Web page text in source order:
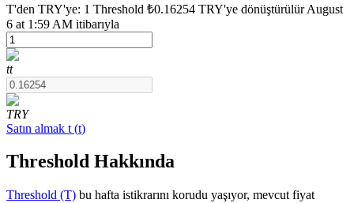
USDT Vadeli İşlemleri
Teminat olarak USDT kullanan vadeli işlemler
COIN-M Vadeli İşlemleri
T'den TRY'ye: 1 Threshold ₺0.16254 TRY'ye dönüştürülür August
6 at 1:59 AM itibarıyla
tt
TRY
Satın almak t (t)
Threshold Hakkında
Threshold (T) bu hafta istikrarını korudu yaşıyor, mevcut fiyat